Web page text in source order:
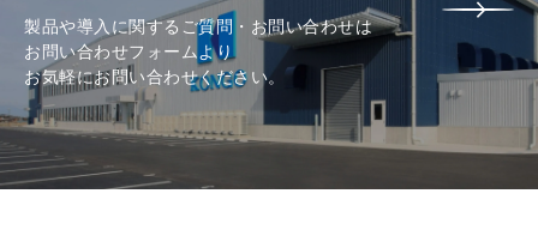
製品や導入に関するご質問・お問い合わせは
お問い合わせフォームより
お気軽にお問い合わせください。